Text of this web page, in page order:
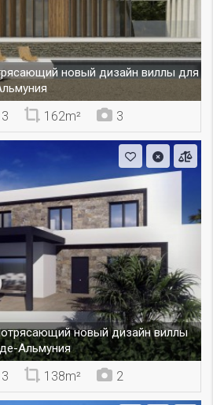
новый дизайн виллы для
3 162m² 3
новый дизайн виллы
Альмуния
3 138m² 2